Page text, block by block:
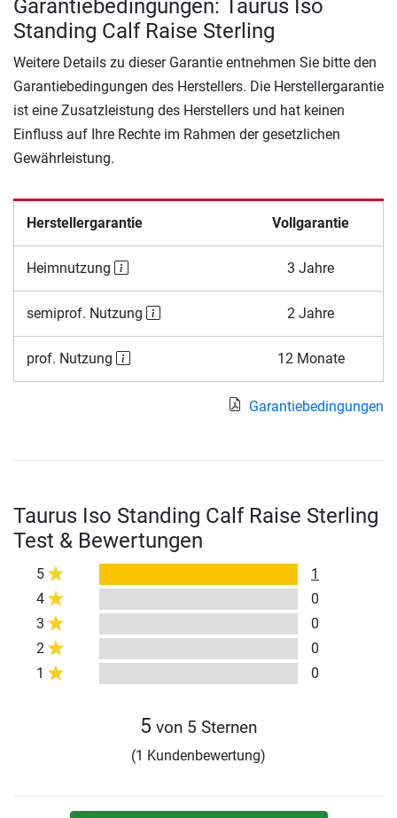
Garantiebedingungen: Taurus Iso
Standing Calf Raise Sterling
Weitere Details zu dieser Garantie entnehmen Sie bitte den
Garantiebedingungen des Herstellers. Die Herstellergarantie
ist eine Zusatzleistung des Herstellers und hat keinen
Einfluss auf Ihre Rechte im Rahmen der gesetzlichen
Gewährleistung.
Herstellergarantie Vollgarantie
Heimnutzung 3 Jahre
semiprof. Nutzung 2 Jahre
prof. Nutzung 12 Monate
Garantiebedingungen
Taurus Iso Standing Calf Raise Sterling
Test & Bewertungen
5
1
4
0
3
0
2
0
1
0
5 von 5 Sternen
(1 Kundenbewertung)